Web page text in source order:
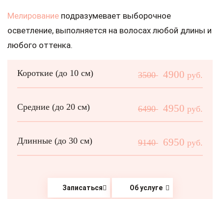
Мелирование подразумевает выборочное
осветление, выполняется на волосах любой длины и
любого оттенка.
Короткие (до 10 см) 3500 4900 руб.
Средние (до 20 см) 6490 4950 руб.
Длинные (до 30 см) 9140 6950 руб.
Записаться Об услуге